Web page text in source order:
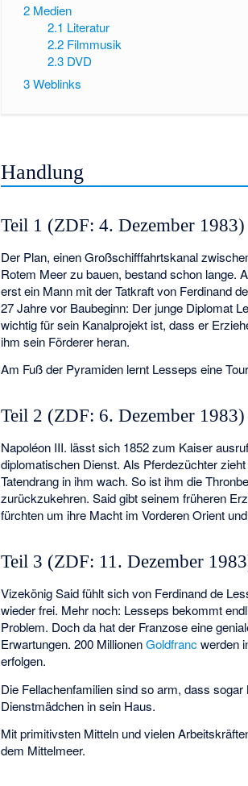
2 Medien
2.1 Literatur
2.2 Filmmusik
2.3 DVD
3Weblinks
Handlung
Teil 1 (ZDF: 4. Dezember 1983)
Der Plan, einen Großschifffahrtskanal
Rotem Meer zu bauen, bestand schon lange.
erst ein Mann mit der Tatkraft von Ferdinand
27 Jahre vor Baubeginn: Der junge Diplomat
wichtig für sein Kanalprojekt ist, dass er
ihm sein Förderer heran.
Am Fuß der Pyramiden lernt Lesseps eine
Teil 2 (ZDF: 6. Dezember 1983)
Napoléon III. lässt sich 1852 zum Kaiser
diplomatischen Dienst. Als Pferdezüchter
Tatendrang in ihm wach. So ist ihm die
zurückzukehren. Said gibt seinem früheren
fürchten um ihre Macht im Vorderen Orient
Teil 3 (ZDF: 11. Dezember
Vizekönig Said fühlt sich von Ferdinand de
wieder frei. Mehr noch: Lesseps bekommt
Problem. Doch da hat der Franzose eine
Erwartungen. 200 MillionenGoldfrancwerden
erfolgen.
Die Fellachenfamilien sind so arm, dass
Dienstmädchen in sein Haus.
Mit primitivsten Mitteln und vielen
dem Mittelmeer.